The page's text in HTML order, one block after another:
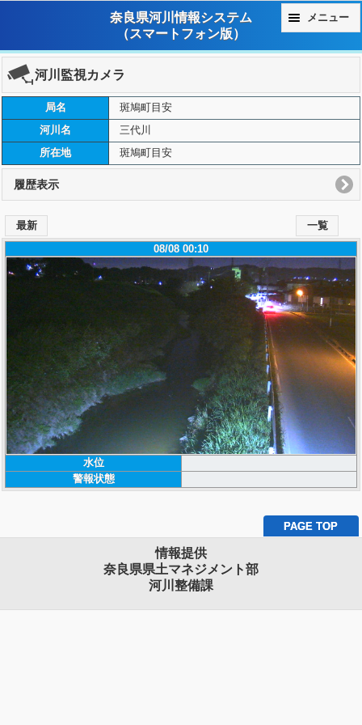
奈良県河川情報システム
（スマートフォン版）
メニュー
河川監視カメラ
局名
斑鳩町目安
河川名
三代川
所在地
斑鳩町目安
履歴表示
最新 一覧
08/08 00:10
水位
警報状態
PAGE TOP
情報提供
奈良県県土マネジメント部
河川整備課